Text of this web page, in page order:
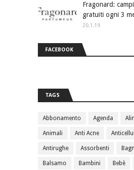
Fragonard:
gratuiti ogni 3
20.1.19
FACEBOOK
TAGS
Abbonamento Agenda
Animali Anti Acne
Antirughe Assorbenti
Balsamo Bambini Bebè